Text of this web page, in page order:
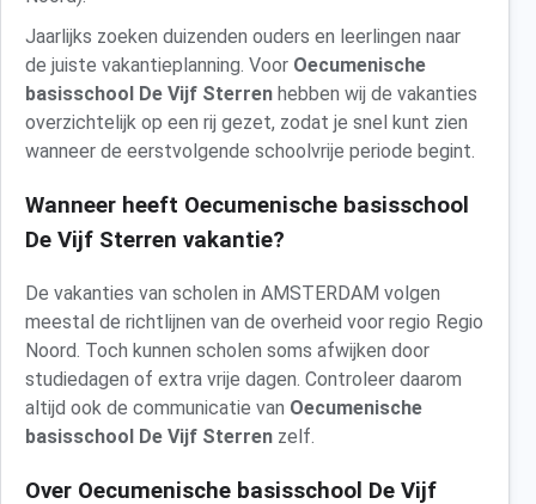
Jaarlijks zoeken duizenden ouders en leerlingen naar
de juiste vakantieplanning. Voor Oecumenische
basisschool De Vijf Sterren hebben wij de vakanties
overzichtelijk op een rij gezet, zodat je snel kunt zien
wanneer de eerstvolgende schoolvrije periode begint.
Wanneer heeft Oecumenische basisschool
De Vijf Sterren vakantie?
De vakanties van scholen in AMSTERDAM volgen
meestal de richtlijnen van de overheid voor regio Regio
Noord. Toch kunnen scholen soms afwijken door
studiedagen of extra vrije dagen. Controleer daarom
altijd ook de communicatie van Oecumenische
basisschool De Vijf Sterren zelf.
Over Oecumenische basisschool De Vijf